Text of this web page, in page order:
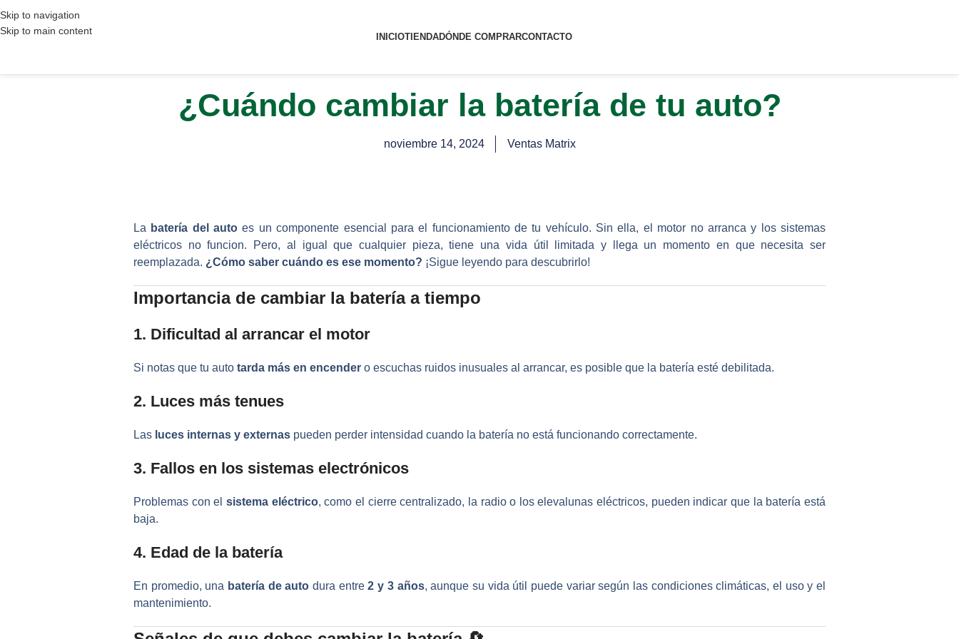
Skip to navigation
Skip to main content
INICIOTIENDADÓNDE COMPRARCONTACTO
¿Cuándo cambiar la batería de tu auto?
noviembre 14, 2024 Ventas Matrix
La batería del auto es un componente esencial para el funcionamiento de tu vehículo. Sin ella, el motor no arranca y los sistemas
eléctricos no funcion. Pero, al igual que cualquier pieza, tiene una vida útil limitada y llega un momento en que necesita ser
reemplazada. ¿Cómo saber cuándo es ese momento? ¡Sigue leyendo para descubrirlo!
Importancia de cambiar la batería a tiempo
1. Dificultad al arrancar el motor
Si notas que tu auto tarda más en encender o escuchas ruidos inusuales al arrancar, es posible que la batería esté debilitada.
2. Luces más tenues
Las luces internas y externas pueden perder intensidad cuando la batería no está funcionando correctamente.
3. Fallos en los sistemas electrónicos
Problemas con el sistema eléctrico, como el cierre centralizado, la radio o los elevalunas eléctricos, pueden indicar que la batería está
baja.
4. Edad de la batería
En promedio, una batería de auto dura entre2 y 3 años, aunque su vida útil puede variar según las condiciones climáticas, el uso y el
mantenimiento.